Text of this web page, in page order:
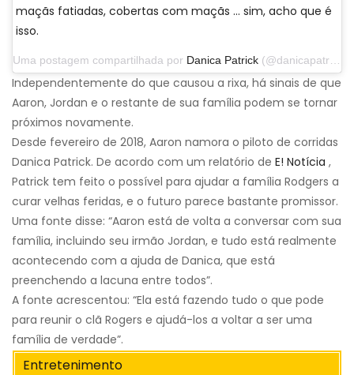
maçãs fatiadas, cobertas com maçãs ... sim, acho que é
isso.
Uma postagem compartilhada por Danica Patrick (@danicapatrick) em 29 de setembro de 2019 às 14h31 PDT
Independentemente do que causou a rixa, há sinais de que
Aaron, Jordan e o restante de sua família podem se tornar
próximos novamente.
Desde fevereiro de 2018, Aaron namora o piloto de corridas
Danica Patrick. De acordo com um relatório de E! Notícia ,
Patrick tem feito o possível para ajudar a família Rodgers a
curar velhas feridas, e o futuro parece bastante promissor.
Uma fonte disse: “Aaron está de volta a conversar com sua
família, incluindo seu irmão Jordan, e tudo está realmente
acontecendo com a ajuda de Danica, que está
preenchendo a lacuna entre todos”.
A fonte acrescentou: “Ela está fazendo tudo o que pode
para reunir o clã Rogers e ajudá-los a voltar a ser uma
família de verdade”.
Entretenimento